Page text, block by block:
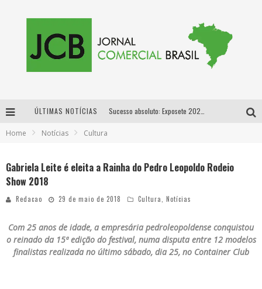
ÚLTIMAS NOTÍCIAS
Home Notícias Cultura
Gabriela Leite é eleita a Rainha do Pedro Leopoldo Rodeio
Show 2018
Redacao 29 de maio de 2018 Cultura Notícias
Com 25 anos de idade, a empresária pedroleopoldense conquistou
o reinado da 15ª edição do festival, numa disputa entre 12 modelos
finalistas realizada no último sábado, dia 25, no Container Club